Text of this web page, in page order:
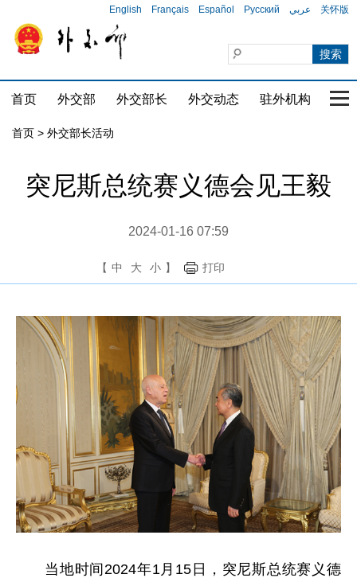
English Français Español Русский عربي 关怀版
首页 外交部 外交部长 外交动态 驻外机构 国
首页 > 外交部长活动
突尼斯总统赛义德会见王毅
2024-01-16 07:59
【 中 大 小 】 打印
当地时间2024年1月15日，突尼斯总统赛义德